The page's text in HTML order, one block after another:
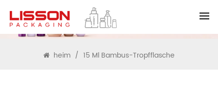
SUCHEN
heim / 15 Ml Bambus-Tropfflasche